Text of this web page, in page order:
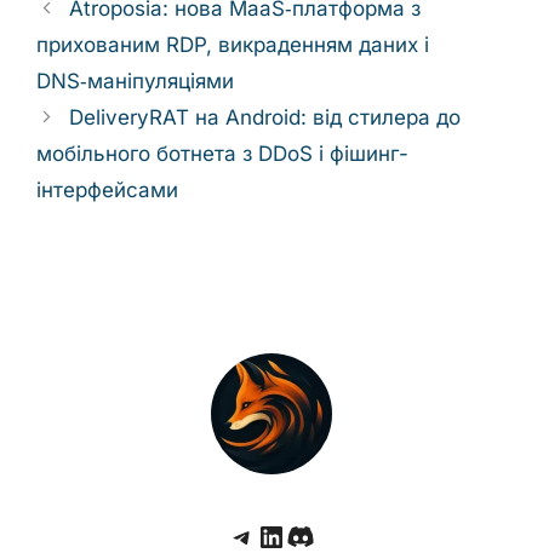
Atroposia: нова MaaS‑платформа з
прихованим RDP, викраденням даних і
DNS‑маніпуляціями
DeliveryRAT на Android: від стилера до
мобільного ботнета з DDoS і фішинг-
інтерфейсами
Telegram
LinkedIn
Discord